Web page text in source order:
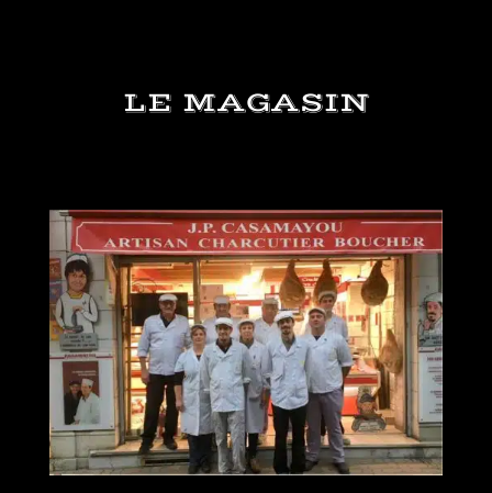
LE MAGASIN